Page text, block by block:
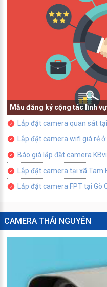
Mẫu đăng ký cộng tác lĩnh
Lắp đặt camera quan sát
Lắp đặt camera wifi giá rẻ
Báo giá lắp đặt camera
Lắp đặt camera tại xã Tam
Lắp đặt camera FPT tại Gò
CAMERA THÁI NGUYÊN